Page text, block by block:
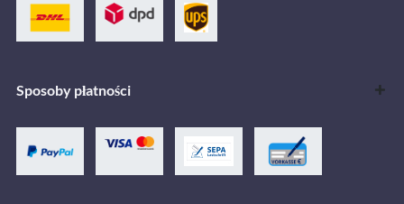
Sposoby płatności